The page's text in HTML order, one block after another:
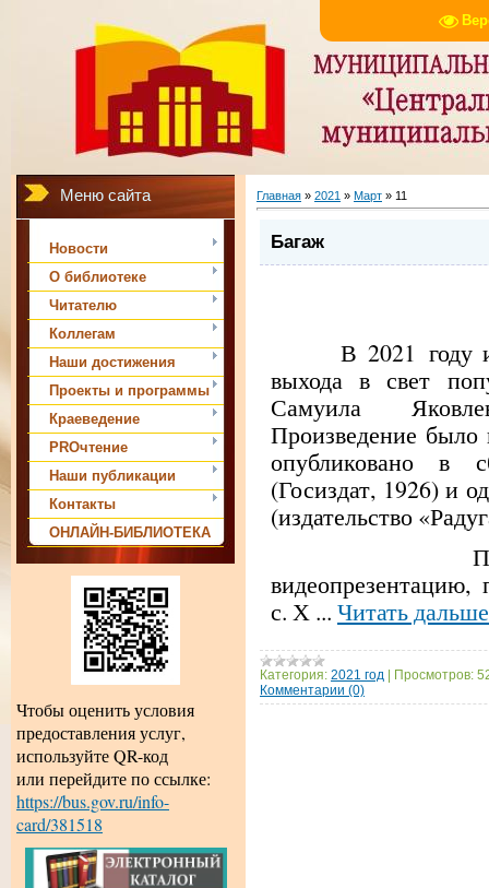
Меню сайта
Новости
О библиотеке
Читателю
Коллегам
Наши достижения
Проекты и программы
Краеведение
PROчтение
Наши публикации
Контакты
ОНЛАЙН-БИБЛИОТЕКА
Чтобы оценить условия
предоставления услуг,
используйте QR-код
или перейдите по ссылке:
https://bus.gov.ru/info-
card/381518
Главная » 2021 » Март » 11
Багаж
В 2021 году
выхода в свет
Самуила
Произведение было
опубликовано в
(Госиздат, 1926) и
(издательство
видеопрезентацию,
с. Х ... Читать
Категория: 2021 год Просмотров:
Комментарии (0)